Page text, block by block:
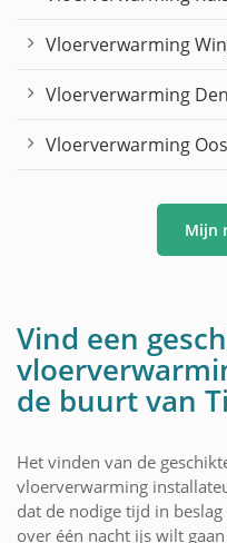
Vloerverwarming
Vloerverwarming
Vloerverwarming
Mijn
Vind een
de buurt van
Het vinden van de
vloerverwarming
dat de nodige tijd in
over één nacht ijs wilt